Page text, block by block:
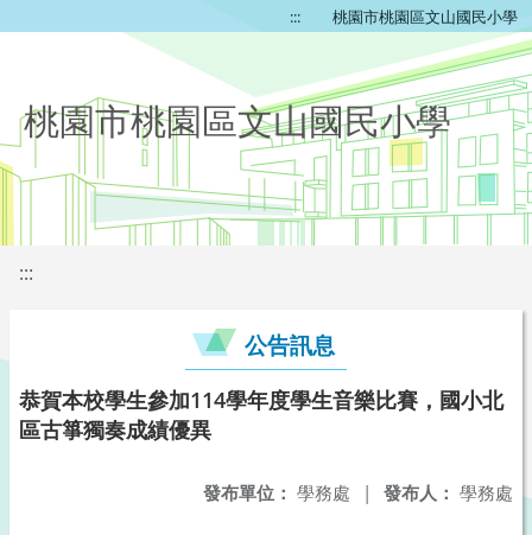
::: 桃園市桃園區文山國民小學
桃園市桃園區文山國民小學
:::
公告訊息
恭賀本校學生參加114學年度學生音樂比賽，國小北
區古箏獨奏成績優異
發布人： 學務處
發布單位： 學務處 |